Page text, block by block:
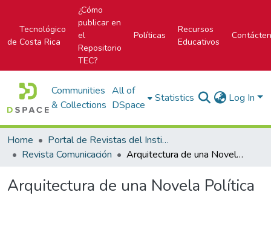
Tecnológico
de Costa Rica
¿Cómo
publicar en
el
Repositorio
TEC?
Políticas
Recursos
Educativos
Communities
& Collections
All of
DSpace
Statistics Log In
Home
Portal de Revistas del Instituto Tecnológico de Costa Rica
Revista Comunicación
Arquitectura de una Novela Política
Arquitectura de una Novela Política